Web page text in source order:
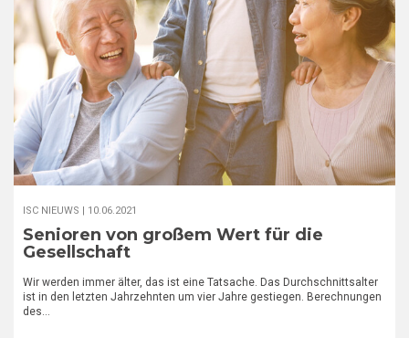
ISC NIEUWS | 10.06.2021
Senioren von großem Wert für die
Gesellschaft
Wir werden immer älter, das ist eine Tatsache. Das Durchschnittsalter
ist in den letzten Jahrzehnten um vier Jahre gestiegen. Berechnungen
des…